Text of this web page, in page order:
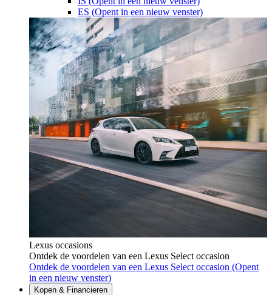
ES (Opent in een nieuw venster)
Lexus occasions
Ontdek de voordelen van een Lexus Select occasion
Ontdek de voordelen van een Lexus Select occasion (Opent
in een nieuw venster)
Kopen & Financieren